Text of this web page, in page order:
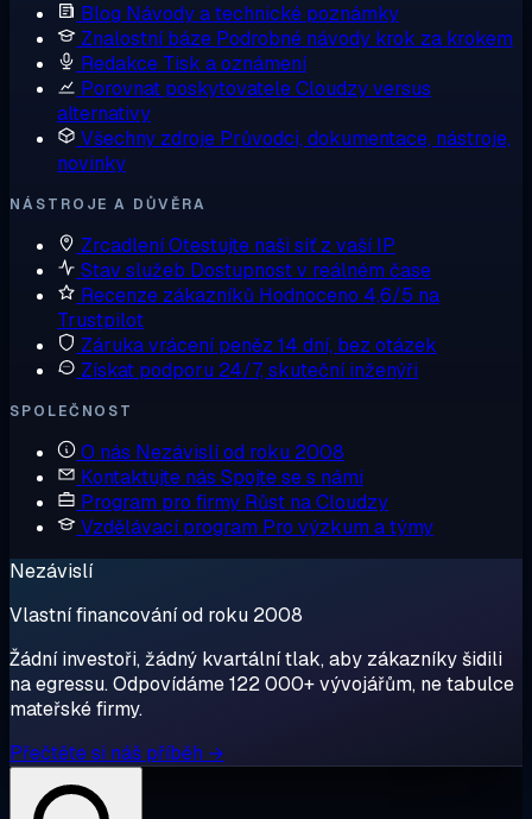
Blog Návody a technické poznámky
Znalostní báze Podrobné návody krok za krokem
Redakce Tisk a oznámení
Porovnat poskytovateleCloudzy versus
alternativy
Všechny zdroje Průvodci, dokumentace, nástroje,
novinky
NÁSTROJE A DŮVĚRA
ZrcadleníOtestujte naši síť z vaší IP
Stav služeb Dostupnost v reálném čase
Recenze zákazníků Hodnoceno 4,6/5 na
Trustpilot
Záruka vrácení peněz 14 dní, bez otázek
Získat podporu 24/7, skuteční inženýři
SPOLEČNOST
O nás Nezávislí od roku 2008
Kontaktujte nás Spojte se s námi
Program pro firmy Růst na Cloudzy
Vzdělávací program Pro výzkum a týmy
Nezávislí
Vlastní financování od roku 2008
Žádní investoři, žádný kvartální tlak, aby zákazníky šidili
na egressu. Odpovídáme 122 000+ vývojářům, ne tabulce
mateřské firmy.
Přečtěte si náš příběh →